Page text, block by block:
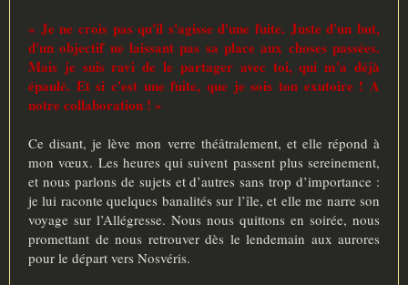
« Je ne crois pas qu'il s'agisse d'une fuite. Juste d'un but,
d'un objectif ne laissant pas sa place aux choses passées.
Mais je suis ravi de le partager avec toi, qui m'a déjà
épaulé. Et si c'est une fuite, que je sois ton exutoire ! A
notre collaboration ! »
Ce disant, je lève mon verre théâtralement, et elle répond à
mon vœux. Les heures qui suivent passent plus sereinement,
et nous parlons de sujets et d’autres sans trop d’importance :
je lui raconte quelques banalités sur l’île, et elle me narre son
voyage sur l’Allégresse. Nous nous quittons en soirée, nous
promettant de nous retrouver dès le lendemain aux aurores
pour le départ vers Nosvéris.